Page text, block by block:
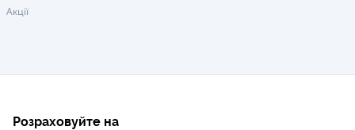
Акції
Розраховуйте на